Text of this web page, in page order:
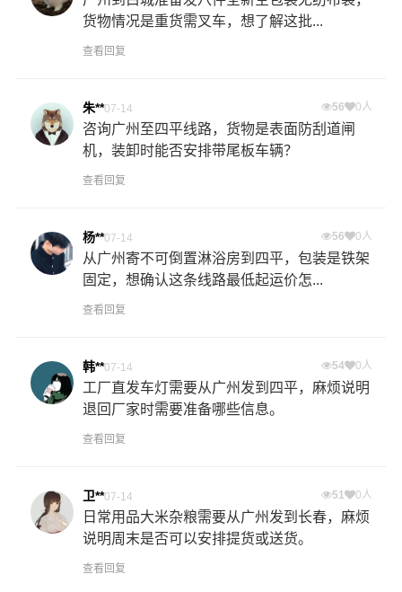
货物情况是重货需叉车，想了解这批...
查看回复
朱**07-14 56 0人
咨询广州至四平线路，货物是表面防刮道闸
机，装卸时能否安排带尾板车辆？
查看回复
杨**07-14 56 0人
从广州寄不可倒置淋浴房到四平，包装是铁架
固定，想确认这条线路最低起运价怎...
查看回复
韩**07-14 54 0人
工厂直发车灯需要从广州发到四平，麻烦说明
退回厂家时需要准备哪些信息。
查看回复
卫**07-14 51 0人
日常用品大米杂粮需要从广州发到长春，麻烦
说明周末是否可以安排提货或送货。
查看回复